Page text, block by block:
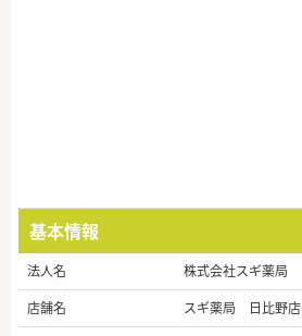
基本情報
法人名
株式会社スギ薬局
店舗名
スギ薬局 日比野店